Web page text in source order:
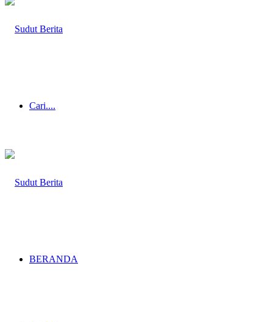
Cari....
BERANDA